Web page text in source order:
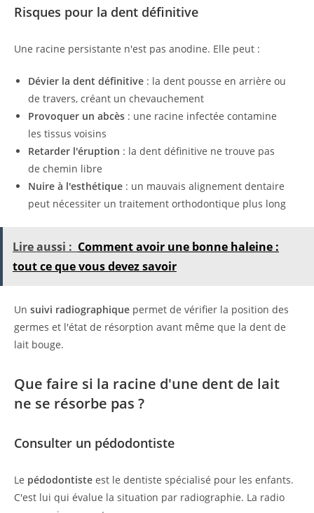
Risques pour la dent définitive
Une racine persistante n'est pas anodine. Elle peut :
Dévier la dent définitive : la dent pousse en arrière ou
de travers, créant un chevauchement
Provoquer un abcès : une racine infectée contamine
les tissus voisins
Retarder l'éruption : la dent définitive ne trouve pas
de chemin libre
Nuire à l'esthétique : un mauvais alignement dentaire
peut nécessiter un traitement orthodontique plus long
Lire aussi : Comment avoir une bonne haleine :
tout ce que vous devez savoir
Un suivi radiographique permet de vérifier la position des
germes et l'état de résorption avant même que la dent de
lait bouge.
Que faire si la racine d'une dent de lait
ne se résorbe pas ?
Consulter un pédodontiste
Le pédodontiste est le dentiste spécialisé pour les enfants.
C'est lui qui évalue la situation par radiographie. La radio